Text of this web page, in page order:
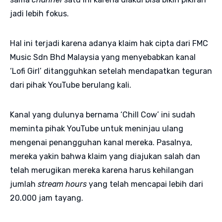
jadi lebih fokus.
Hal ini terjadi karena adanya klaim hak cipta dari FMC
Music Sdn Bhd Malaysia yang menyebabkan kanal
‘Lofi Girl’ ditangguhkan setelah mendapatkan teguran
dari pihak YouTube berulang kali.
Kanal yang dulunya bernama ‘Chill Cow’ ini sudah
meminta pihak YouTube untuk meninjau ulang
mengenai penangguhan kanal mereka. Pasalnya,
mereka yakin bahwa klaim yang diajukan salah dan
telah merugikan mereka karena harus kehilangan
jumlah stream hours yang telah mencapai lebih dari
20.000 jam tayang.